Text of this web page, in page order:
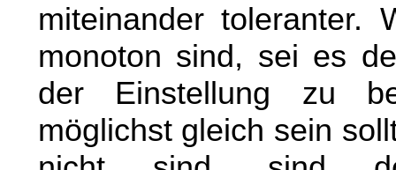
miteinander toleranter.
monoton sind, sei es
der Einstellung zu
möglichst gleich sein